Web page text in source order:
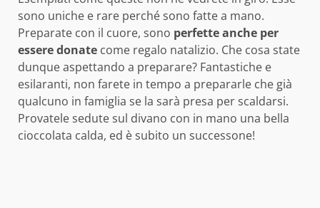
sono uniche e rare perché sono fatte a mano.
Preparate con il cuore, sono perfette anche per
essere donate come regalo natalizio. Che cosa state
dunque aspettando a preparare? Fantastiche e
esilaranti, non farete in tempo a prepararle che già
qualcuno in famiglia se la sarà presa per scaldarsi.
Provatele sedute sul divano con in mano una bella
cioccolata calda, ed è subito un successone!